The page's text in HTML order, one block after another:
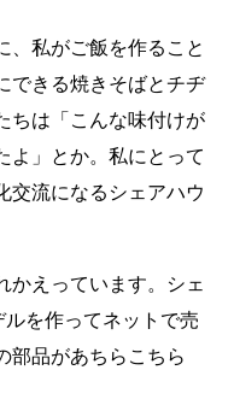
、私がご飯を作ること
できる焼きそばとチヂ
ちは「こんな味付けが
よ」とか。私にとって
交流になるシェアハウ
かえっています。シェ
を作ってネットで売
部品があちらこちら